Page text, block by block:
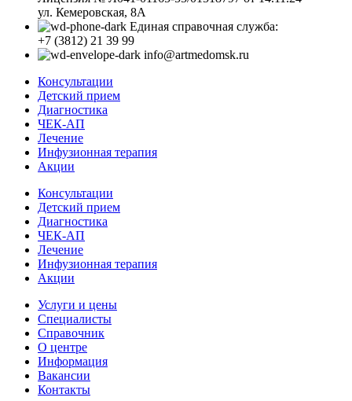
ул. Кемеровская, 8А
Единая справочная служба:
+7 (3812) 21 39 99
info@artmedomsk.ru
Консультации
Детский прием
Диагностика
ЧЕК-АП
Лечение
Инфузионная терапия
Акции
Консультации
Детский прием
Диагностика
ЧЕК-АП
Лечение
Инфузионная терапия
Акции
Услуги и цены
Специалисты
Справочник
О центре
Информация
Вакансии
Контакты